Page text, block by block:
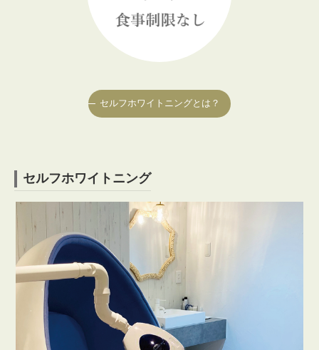
セルフホワイトニングとは？
セルフホワイトニング